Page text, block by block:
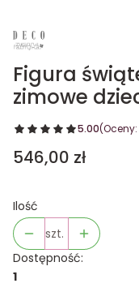
Figura
zimowe
5.00(Oceny:
Cena
546,00 zł
Ilość
szt.
Dostępność:
1